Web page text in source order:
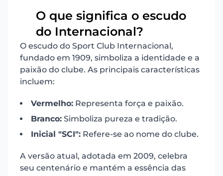
O que significa o escudo
do Internacional?
O escudo do Sport Club Internacional,
fundado em 1909, simboliza a identidade e a
paixão do clube. As principais características
incluem:
Vermelho: Representa força e paixão.
Branco: Simboliza pureza e tradição.
Inicial "SCI": Refere-se ao nome do clube.
A versão atual, adotada em 2009, celebra
seu centenário e mantém a essência das